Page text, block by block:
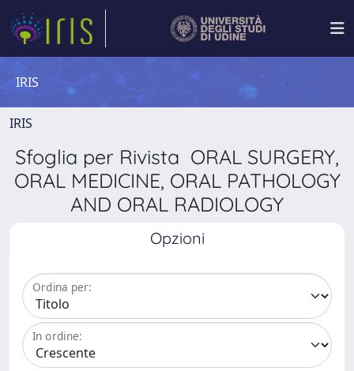
IRIS
IRIS
Sfoglia per Rivista ORAL SURGERY,
ORAL MEDICINE, ORAL PATHOLOGY
AND ORAL RADIOLOGY
Opzioni
Ordina per:
In ordine: